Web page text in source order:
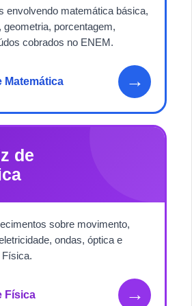
envolvendo matemática básica,
geometria, porcentagem,
cobrados no ENEM.
Matemática →
de
sobre movimento,
ondas, óptica e
Física →